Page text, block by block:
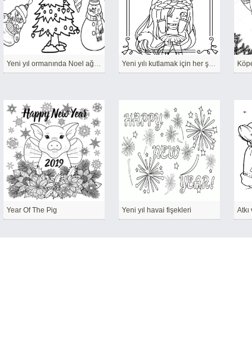
Yeni yıl ormanında Noel ağacı Yeni yılı kutlamak için her şey hazır!
Year Of The Pig Yeni yıl havai fişekleri